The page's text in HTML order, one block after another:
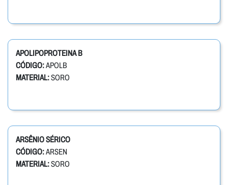
APOLIPOPROTEINA B
CÓDIGO:APOLB
MATERIAL:SORO
ARSÊNIO SÉRICO
CÓDIGO:ARSEN
MATERIAL:SORO